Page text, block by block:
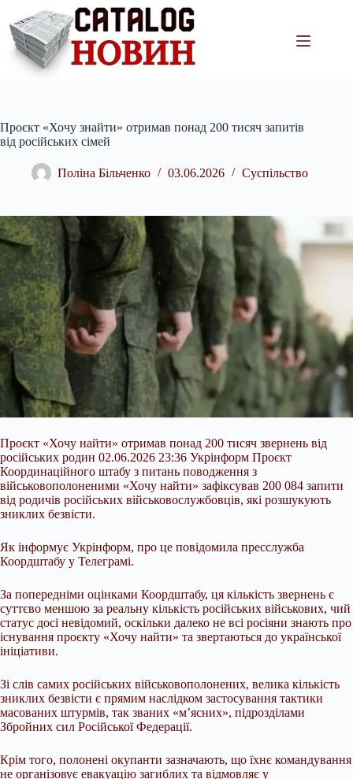
вмісту
Проєкт «Хочу знайти» отримав понад 200 тисяч запитів
від російських сімей
Поліна Більченко 03.06.2026 Суспільство
Проєкт «Хочу найти» отримав понад 200 тисяч звернень від
російських родин 02.06.2026 23:36 Укрінформ Проєкт
Координаційного штабу з питань поводження з
військовополоненими «Хочу найти» зафіксував 200 084 запити
від родичів російських військовослужбовців, які розшукують
зниклих безвісти.
Як інформує Укрінформ, про це повідомила пресслужба
Коордштабу у Телеграмі.
За попередніми оцінками Коордштабу, ця кількість звернень є
суттєво меншою за реальну кількість російських військових, чий
статус досі невідомий, оскільки далеко не всі росіяни знають про
існування проєкту «Хочу найти» та звертаються до української
ініціативи.
Зі слів самих російських військовополонених, велика кількість
зниклих безвісти є прямим наслідком застосування тактики
масованих штурмів, так званих «м’ясних», підрозділами
Збройних сил Російської Федерації.
Крім того, полонені окупанти зазначають, що їхнє командування
не організовує евакуацію загиблих та відмовляє у